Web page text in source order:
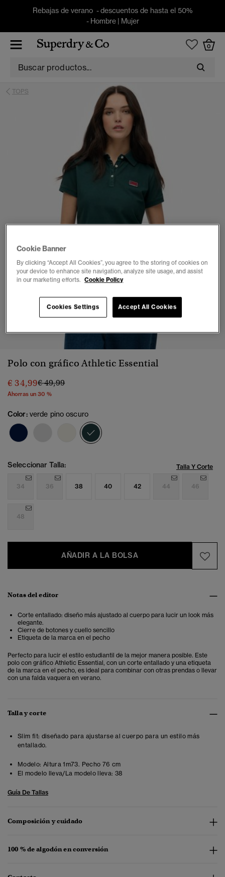
Rebajas de verano - descuentos de hasta el 50%
- Hombre| Mujer
0
TOPS
1 2 3 4 5 6
Polo con gráfico Athletic Essential
€ 34,99Precio rebajado de
€ 49,99a
Ahorras un 30 %
Color: verde pino oscuro
Seleccionar Talla: Talla Y Corte
34 36 38 40 42 44 46
48
AÑADIR A LA BOLSA
Notas del editor
Corte entallado: diseño más ajustado al cuerpo para lucir un look más
elegante .
Cierre de botones y cuello sencillo
Etiqueta de la marca en el pecho
Perfecto para lucir el estilo estudiantil de la mejor manera posible. Este
polo con gráfico Athletic Essential, con un corte entallado y una etiqueta
de la marca en el pecho, es ideal para combinar con otras prendas o llevar
con una falda vaquera en verano.
Talla y corte
Slim fit: diseñado para ajustarse al cuerpo para un estilo más
entallado.
Modelo: Altura 1m73. Pecho 76 cm
El modelo lleva/La modelo lleva: 38
Guía De Tallas
Composición y cuidado
100 % de algodón en conversión
Cookie Banner
By clicking “Accept All Cookies”, you agree to the storing of cookies on
your device to enhance site navigation, analyze site usage, and assist
in our marketing efforts. Cookie Policy
Accept All Cookies
Cookies Settings